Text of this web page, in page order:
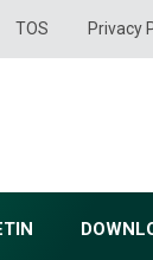
TOS Privacy